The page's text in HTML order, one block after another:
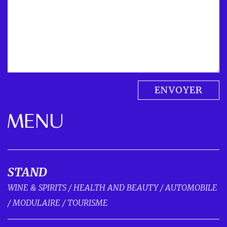
ENVOYER
MENU
STAND
WINE & SPIRITS / HEALTH AND BEAUTY/AUTOMOBILE
/ MODULAIRE / TOURISME